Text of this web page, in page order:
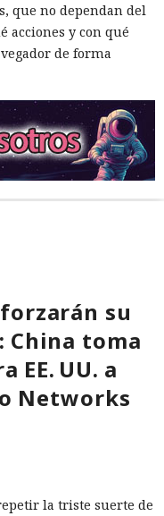
que no dependan del
acciones y con qué
de forma
su
China toma
EE. UU. a
Networks
la triste suerte de